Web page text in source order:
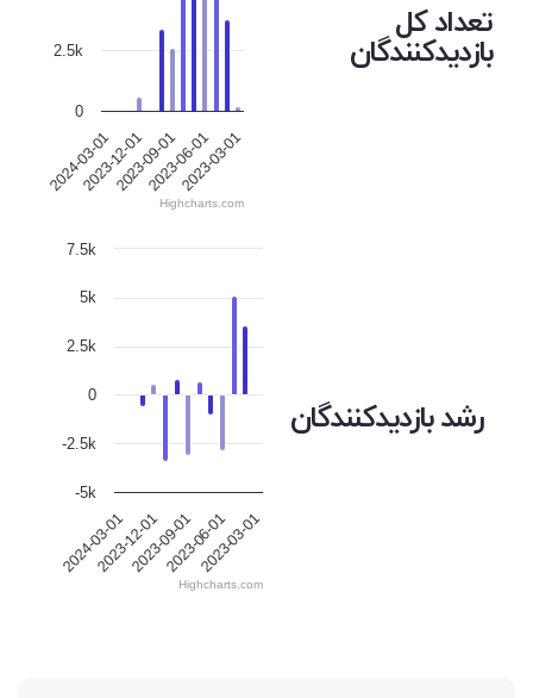
تعداد کل
بازدیدکنندگان
2024-03-01
2023-12-012023-09-012023-06-012023-03-01
0
2.5k
Highcharts.com
رشد بازدیدکنندگان
2024-03-01
2023-12-012023-09-012023-06-012023-03-01
-5k
-2.5k
0
2.5k
5k
7.5k
Highcharts.com